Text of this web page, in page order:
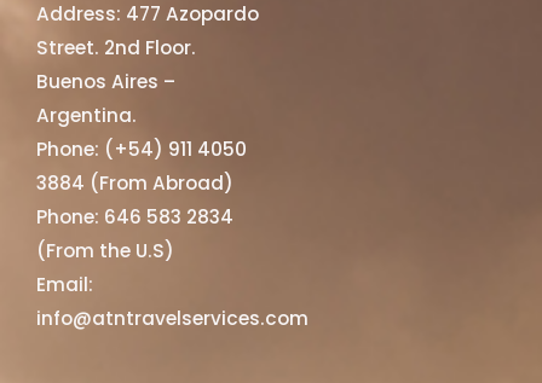
Address: 477 Azopardo
Street. 2nd Floor.
Buenos Aires –
Argentina.
Phone: (+54) 911 4050
3884 (From Abroad)
Phone: 646 583 2834
(From the U.S)
Email:
info@atntravelservices.com